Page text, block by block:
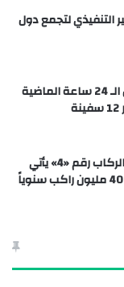
التنفيذي لتجمع دول
ميناء_دمياط استقبل خلال الـ 24 ساعة الماضية
وزير الطيران: مشروع مبني الركاب رقم «4» يأتي